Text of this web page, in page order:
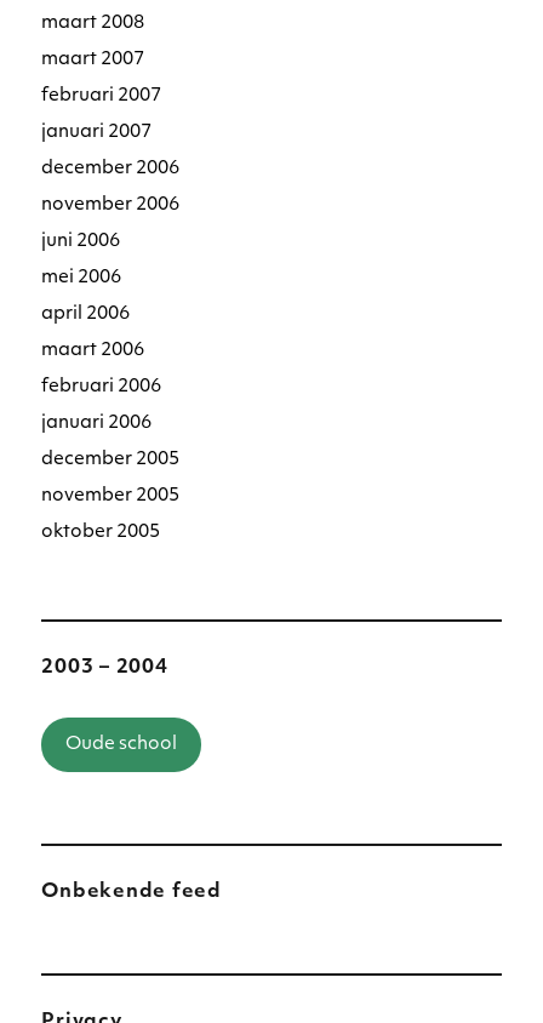
maart 2008
maart 2007
februari 2007
januari 2007
december 2006
november 2006
juni 2006
mei 2006
april 2006
maart 2006
februari 2006
januari 2006
december 2005
november 2005
oktober 2005
2003 – 2004
Oude school
Onbekende feed